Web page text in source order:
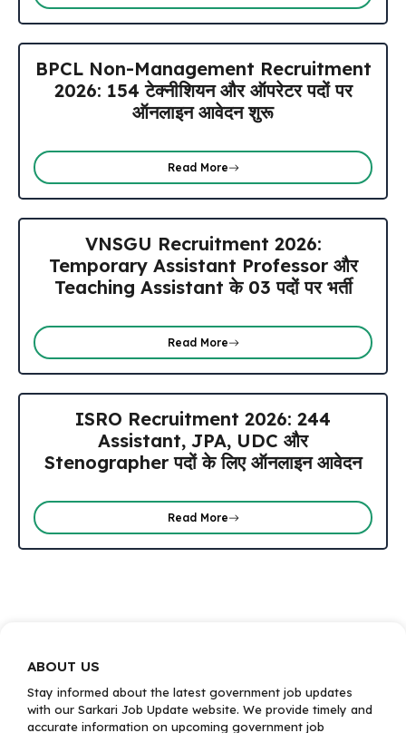
BPCL Non-Management Recruitment
2026: 154 टेक्नीशियन और ऑपरेटर पदों पर
ऑनलाइन आवेदन शुरू
Read More
VNSGU Recruitment 2026:
Temporary Assistant Professor और
Teaching Assistant के 03 पदों पर भर्ती
Read More
ISRO Recruitment 2026: 244
Assistant, JPA, UDC और
Stenographer पदों के लिए ऑनलाइन आवेदन
Read More
ABOUT US
Stay informed about the latest government job updates
with our Sarkari Job Update website. We provide timely and
accurate information on upcoming government job